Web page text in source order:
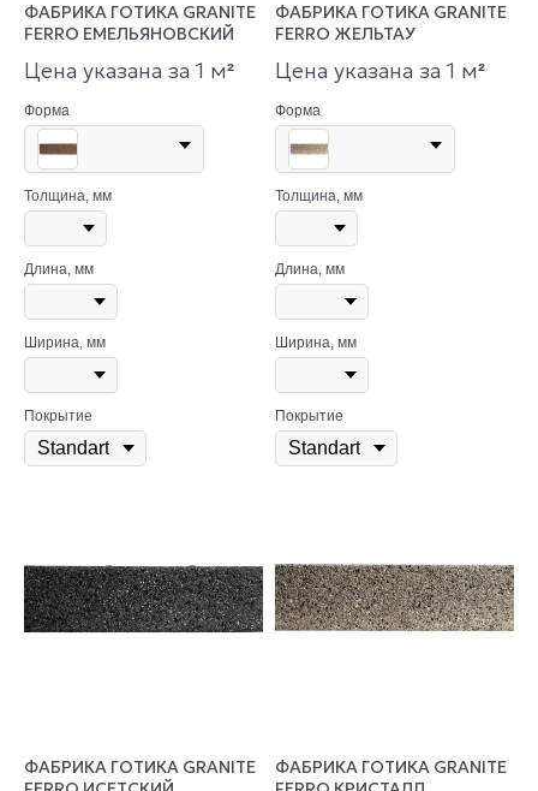
ФАБРИКА ГОТИКА GRANITE
FERRO ЕМЕЛЬЯНОВСКИЙ
Цена указана за 1 м²
Форма
Толщина, мм
Длина, мм
Ширина, мм
Покрытие
ФАБРИКА ГОТИКА GRANITE
FERRO ЖЕЛЬТАУ
Цена указана за 1 м²
Форма
Толщина, мм
Длина, мм
Ширина, мм
Покрытие
ФАБРИКА ГОТИКА GRANITE
ФАБРИКА ГОТИКА GRANITE